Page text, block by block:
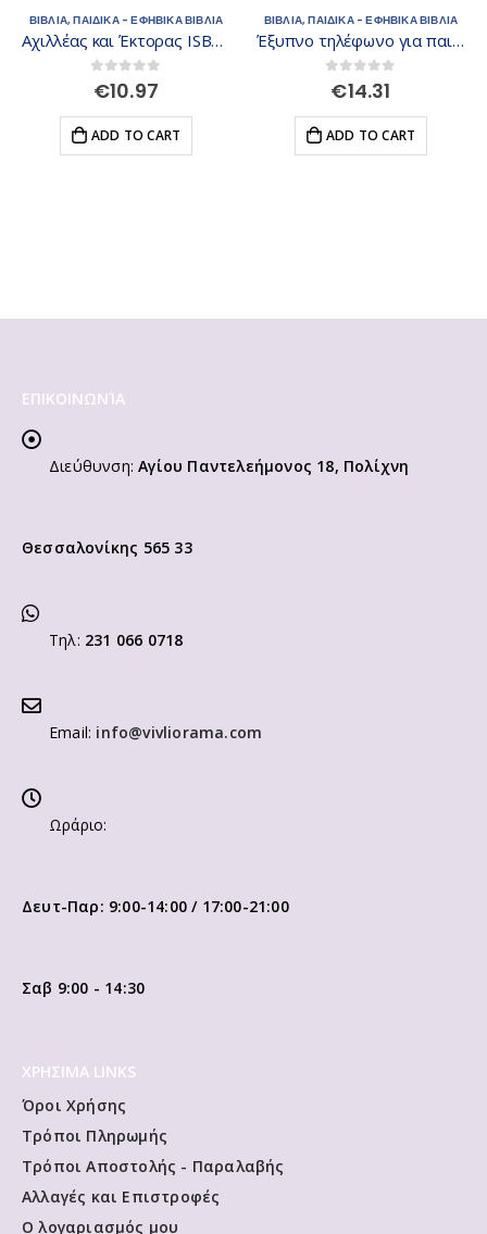
ΒΙΒΛΙΑ,ΠΑΙΔΙΚΑ - ΕΦΗΒΙΚΑ ΒΙΒΛΙΑ
Αχιλλέας και Έκτορας ISBN: 9789605933913
out of 5
€10.97
ADD TO CART
ΒΙΒΛΙΑ,ΠΑΙΔΙΚΑ - ΕΦΗΒΙΚΑ ΒΙΒΛΙΑ
Έξυπνο τηλέφωνο για παιδιά- ΤΑ ΚΑΤΟΙΚΙΔΙΑ ΖΩΑΚΙΑ ΔΙΑΣΚΕΔΑΖΟΥΝ ISBN: 9789605934132
out of 5
€14.31
ADD TO CART
ΕΠΙΚΟΙΝΩΝΊΑ
Διεύθυνση: Αγίου Παντελεήμονος 18, Πολίχνη
Θεσσαλονίκης 565 33
Τηλ: 231 066 0718
Email: info@vivliorama.com
Ωράριο:
Δευτ-Παρ: 9:00-14:00 / 17:00-21:00
Σαβ 9:00 - 14:30
ΧΡΗΣΙΜΑ LINKS
Όροι Χρήσης
Τρόποι Πληρωμής
Τρόποι Αποστολής - Παραλαβής
Αλλαγές και Επιστροφές
Ο λογαριασμός μου